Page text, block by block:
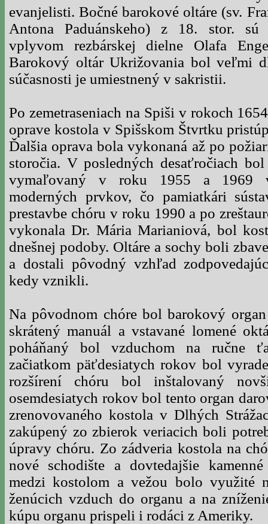
evanjelisti. Bočné barokové oltáre (sv.
Antona Paduánskeho) z 18. stor. sú
vplyvom rezbárskej dielne Olafa
Barokový oltár Ukrižovania bol veľmi
súčasnosti je umiestnený v sakristii.
Po zemetraseniach na Spiši v rokoch
oprave kostola v Spišskom Štvrtku
Ďalšia oprava bola vykonaná až po
storočia. V posledných desaťročiach
vymaľovaný v roku 1955 a 1969
moderných prvkov, čo pamiatkári
prestavbe chóru v roku 1990 a po
vykonala Dr. Mária Marianiová, bol
dnešnej podoby. Oltáre a sochy boli
a dostali pôvodný vzhľad
kedy vznikli.
Na pôvodnom chóre bol barokový
skrátený manuál a vstavané lomené
poháňaný bol vzduchom na ručne
začiatkom päťdesiatych rokov bol
rozšírení chóru bol inštalovaný
osemdesiatych rokov bol tento organ
zrenovovaného kostola v Dlhých
zakúpený zo zbierok veriacich boli
úpravy chóru. Zo zádveria kostola na
nové schodište a dovtedajšie
medzi kostolom a vežou bolo využité
ženúcich vzduch do organu a na
kúpu organu prispeli i rodáci z Ameriky.